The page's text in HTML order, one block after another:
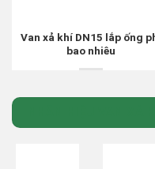
Van xả khí DN15 lắp ống
bao nhiêu